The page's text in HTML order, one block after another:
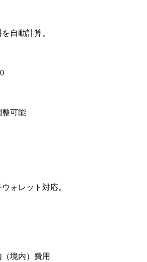
自動計算。
整可能
ォレット対応。
境内）費用